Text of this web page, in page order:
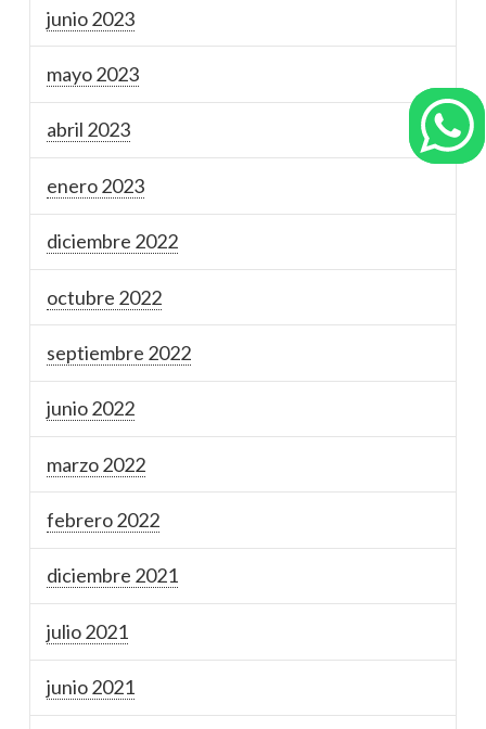
junio 2023
mayo 2023
abril 2023
enero 2023
diciembre 2022
octubre 2022
septiembre 2022
junio 2022
marzo 2022
febrero 2022
diciembre 2021
julio 2021
junio 2021